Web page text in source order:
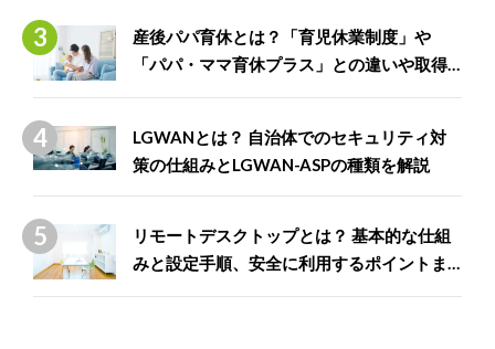
産後パパ育休とは？「育児休業制度」や
「パパ・ママ育休プラス」との違いや取得
LGWANとは？ 自治体でのセキュリティ対
策の仕組みとLGWAN-ASPの種類を解説
リモートデスクトップとは？ 基本的な仕組
みと設定手順、安全に利用するポイントま